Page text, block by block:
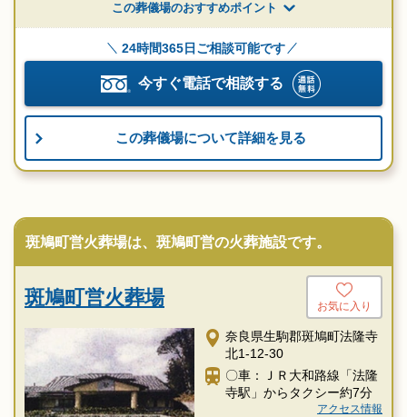
この葬儀場のおすすめポイント
24時間365日ご相談可能です
今すぐ電話で相談する
この葬儀場について詳細を見る
斑鳩町営火葬場は、斑鳩町営の火葬施設です。
斑鳩町営火葬場 お気に入り
奈良県生駒郡斑鳩町法隆寺
北1-12-30
〇車：ＪＲ大和路線「法隆
寺駅」からタクシー約7分
アクセス情報